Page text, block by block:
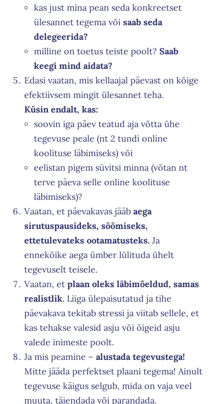
kas just mina pean seda konkreetset
ülesannet tegema või saab seda
delegeerida?
milline on toetus teiste poolt? Saab
keegi mind aidata?
Edasi vaatan, mis kellaajal päevast on kõige
efektiivsem mingit ülesannet teha.
Küsin endalt, kas:
soovin iga päev teatud aja võtta ühe
tegevuse peale (nt 2 tundi online
koolituse läbimiseks) või
eelistan pigem süvitsi minna (võtan nt
terve päeva selle online koolituse
läbimiseks)?
Vaatan, et päevakavas jääb aega
sirutuspausideks, söömiseks,
ettetulevateks ootamatusteks. Ja
ennekõike aega ümber lülituda ühelt
tegevuselt teisele.
Vaatan, et plaan oleks läbimõeldud, samas
realistlik. Liiga ülepaisutatud ja tihe
päevakava tekitab stressi ja viitab sellele, et
kas tehakse valesid asju või õigeid asju
valede inimeste poolt.
Ja mis peamine – alustada tegevustega!
Mitte jääda perfektset plaani tegema! Ainult
tegevuse käigus selgub, mida on vaja veel
muuta, täiendada või parandada.
relationships.